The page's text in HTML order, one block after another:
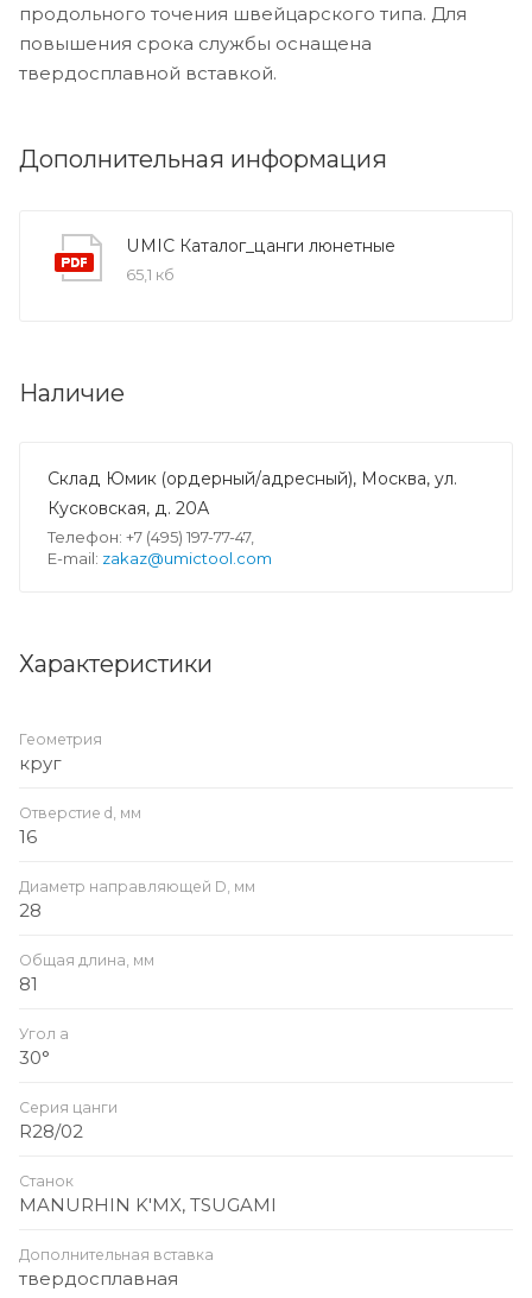
продольного точения швейцарского типа. Для
повышения срока службы оснащена
твердосплавной вставкой.
Дополнительная информация
UMIC Каталог_цанги люнетные
65,1 кб
Наличие
Склад Юмик (ордерный/адресный), Москва, ул.
Кусковская, д. 20А
Телефон: +7 (495) 197-77-47,
E-mail: zakaz@umictool.com
Характеристики
Геометрия
круг
Отверстие d, мм
16
Диаметр направляющей D, мм
28
Общая длина, мм
81
Угол a
30°
Серия цанги
R28/02
Станок
MANURHIN K'MX, TSUGAMI
Дополнительная вставка
твердосплавная